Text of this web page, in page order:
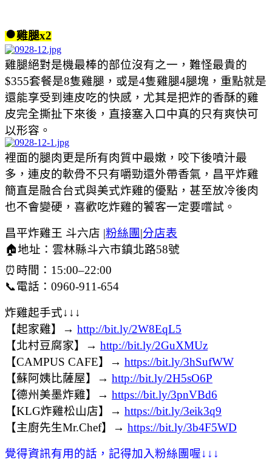
●雞腿x2
雞腿絕對是機最棒的部位沒有之一，難怪最貴的
$355套餐是8隻雞腿，或是4隻雞腿4腿塊，重點就是
還能享受到連皮吃的快感，尤其是把炸的香酥的雞
皮完全撕扯下來後，直接塞入口中真的只有爽快可
以形容。
裡面的腿肉更是所有肉質中最嫩，咬下後噴汁最
多，連皮的軟骨不只有嚼勁還外帶香氣，昌平炸雞
簡直是融合台式與美式炸雞的優點，甚至放冷後肉
也不會變硬，喜歡吃炸雞的饕客一定要嚐試。
昌平炸雞王 斗六店 |粉絲團 |分店表
🏠地址：雲林縣斗六市鎮北路58號
⏰時間：15:00–22:00
📞電話：0960-911-654
炸雞起手式↓↓↓
【起家雞】→ http://bit.ly/2W8EqL5
【北村豆腐家】→ http://bit.ly/2GuXMUz
【CAMPUS CAFE】→ https://bit.ly/3hSufWW
【蘇阿姨比薩屋】→ http://bit.ly/2H5sO6P
【德州美墨炸雞】→ https://bit.ly/3pnVBd6
【KLG炸雞松山店】→ https://bit.ly/3eik3q9
【主廚先生Mr.Chef】→ https://bit.ly/3b4F5WD
覺得資訊有用的話，記得加入粉絲團喔↓ ↓ ↓